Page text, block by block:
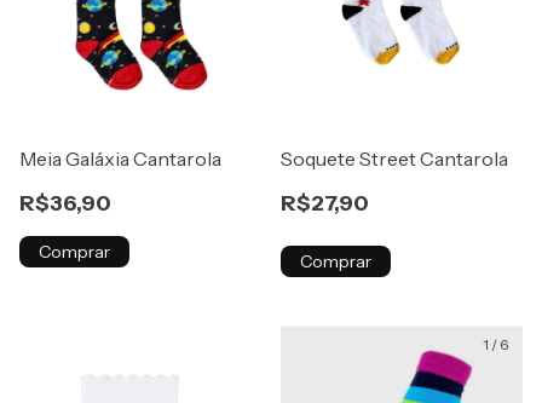
Meia Galáxia Cantarola
R$36,90
Comprar
Soquete Street Cantarola
R$27,90
Comprar
1 / 6